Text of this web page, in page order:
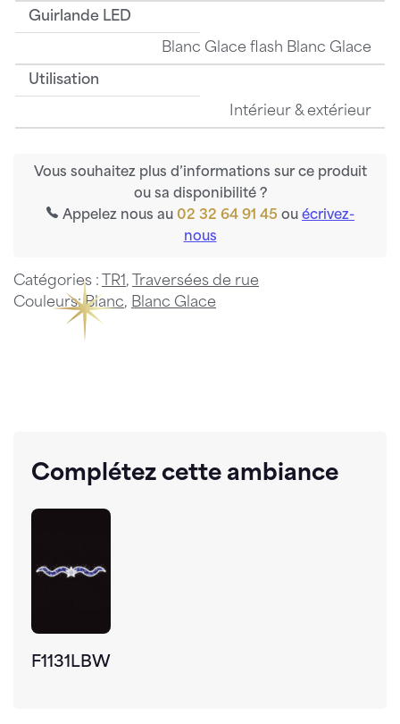
Guirlande LED
Blanc Glace flash Blanc Glace
Utilisation
Intérieur & extérieur
Vous souhaitez plus d’informations sur ce produit
ou sa disponibilité ?
Appelez nous au 02 32 64 91 45 ou écrivez-
nous
Catégories : TR1 ,
Traversées de rue
Couleurs:Blanc, Blanc Glace
Complétez cette ambiance
F1131LBW